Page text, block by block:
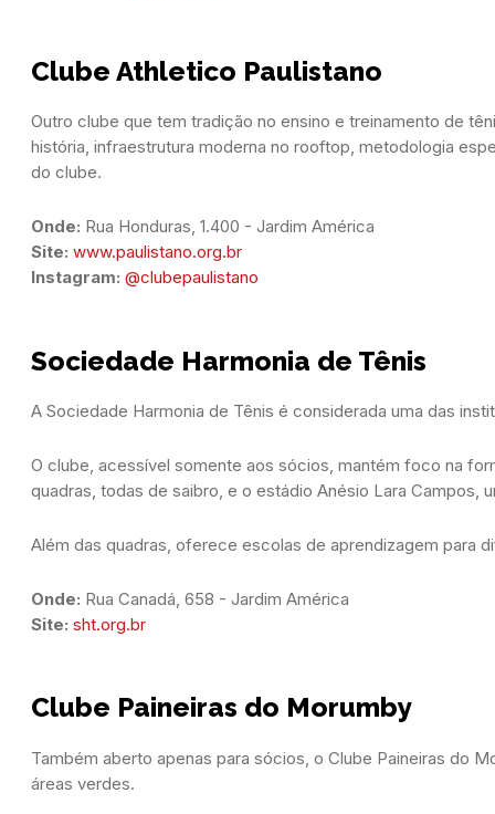
Clube Athletico Paulistano
Outro clube que tem tradição no ensino e treinamento de
história, infraestrutura moderna no rooftop, metodologia
do clube.
Onde: Rua Honduras, 1.400 - Jardim América
Site: www.paulistano.org.br
Instagram: @clubepaulistano
Sociedade Harmonia de Tênis
A Sociedade Harmonia de Tênis é considerada uma das
O clube, acessível somente aos sócios, mantém foco na
quadras, todas de saibro, e o estádio Anésio Lara
Além das quadras, oferece escolas de aprendizagem para
Onde: Rua Canadá, 658 - Jardim América
Site: sht.org.br
Clube Paineiras do Morumby
Também aberto apenas para sócios, o Clube Paineiras do
áreas verdes.